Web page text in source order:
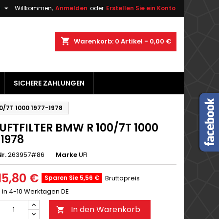
Willkommen, Anmelden oder Erstellen Sie ein Konto

shopping_cart Warenkorb: 0 Artikel - 0,00 €
SICHERE ZAHLUNGEN
7T 1000 1977-1978
BMW R 100/7T 1000
263957#86 MarkeUFI
€ Sparen Sie 5,56 €
Bruttopreis
4-10 Werktagen DE
 In den Warenkorb